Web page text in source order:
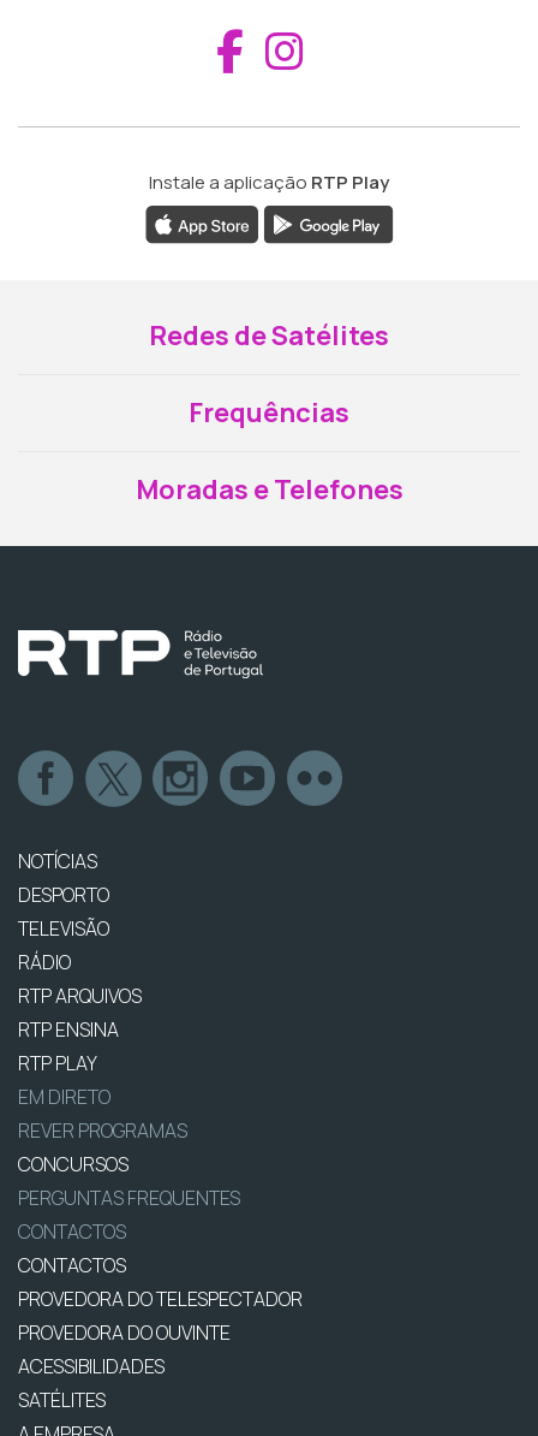
Aceder ao
Instale a aplicação RTP Play
Redes de Satélites
Frequências
Moradas e Telefones
NOTÍCIAS
DESPORTO
TELEVISÃO
RÁDIO
RTP ARQUIVOS
RTP ENSINA
RTP PLAY
EM DIRETO
REVER PROGRAMAS
CONCURSOS
PERGUNTAS FREQUENTES
CONTACTOS
CONTACTOS
PROVEDORA DO TELESPECTADOR
PROVEDORA DO OUVINTE
ACESSIBILIDADES
SATÉLITES